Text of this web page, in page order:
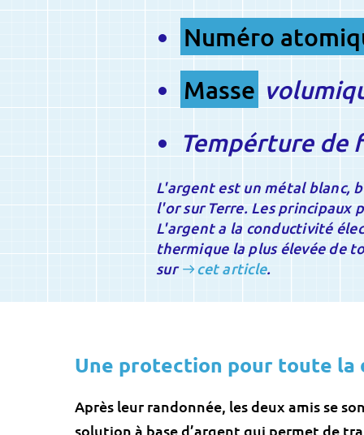
Numéro
Masse
Tempérture de
L'argent est un métal blanc,
l'or sur Terre. Les principaux
L'argent a la conductivité
thermique la plus élevée de
sur
cet article.
Une protection pour toute la
Après leur randonnée, les deux amis se
solution à base d’argent qui permet de